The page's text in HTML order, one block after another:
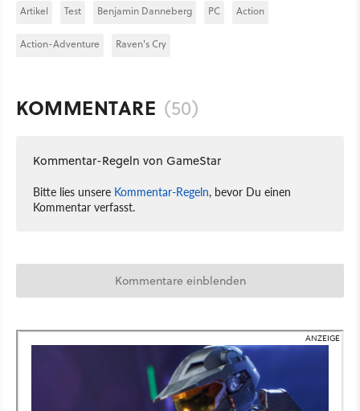
Artikel Test Benjamin Danneberg PC Action
Action-Adventure Raven's Cry
KOMMENTARE (50)
Kommentar-Regeln von GameStar
Bitte lies unsere Kommentar-Regeln, bevor Du einen
Kommentar verfasst.
Kommentare einblenden